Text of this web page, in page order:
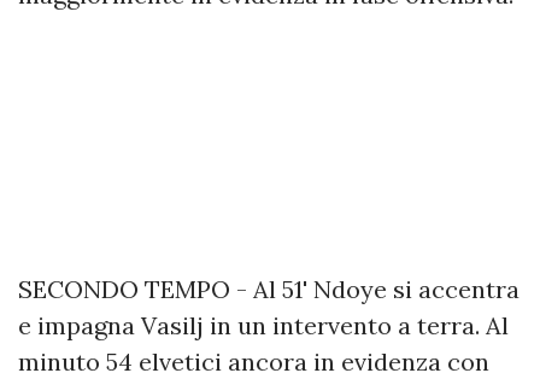
SECONDO TEMPO - Al 51' Ndoye si accentra
e impagna Vasilj in un intervento a terra. Al
minuto 54 elvetici ancora in evidenza con